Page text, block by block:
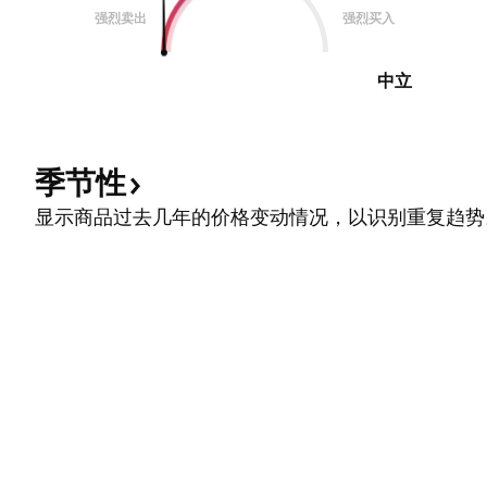
强烈卖出 强烈买入
中立
季节性
显示商品过去几年的价格变动情况，以识别重复趋